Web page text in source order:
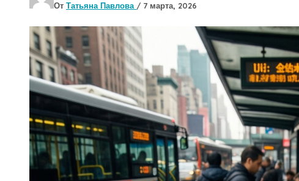
От Татьяна Павлова / 7 марта, 2026